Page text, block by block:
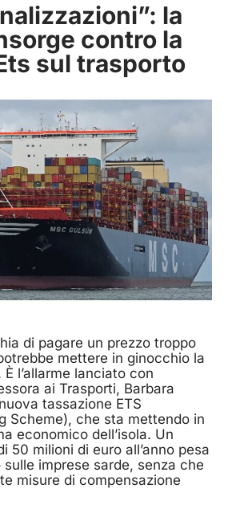
la
contro la
sul trasporto
di pagare un prezzo troppo
mettere in ginocchio la
l’allarme lanciato con
ai Trasporti, Barbara
tassazione ETS
Scheme), che sta mettendo in
economico dell’isola. Un
50 milioni di euro all’anno pesa
imprese sarde, senza che
misure di compensazione